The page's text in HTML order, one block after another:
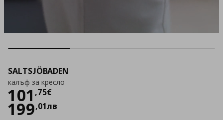
SALTSJÖBADEN
калъф за кресло
101 ,75€
Цена
199,01лв